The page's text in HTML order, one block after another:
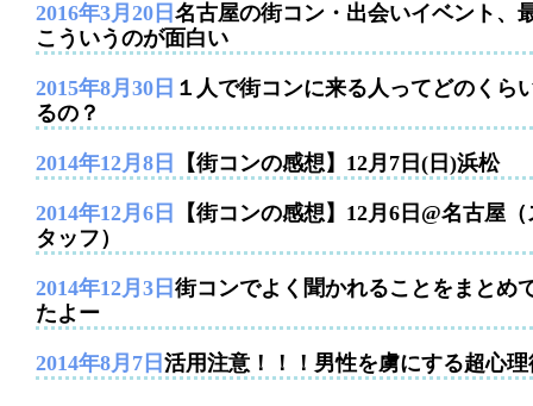
2016年3月20日 名古屋の街コン・出会いイベント、
こういうのが面白い
2015年8月30日 １人で街コンに来る人ってどのくら
るの？
2014年12月8日 【街コンの感想】12月7日(日)浜松
2014年12月6日
【街コンの感想】12月6日@名古屋（
タッフ）
2014年12月3日 街コンでよく聞かれることをまとめ
たよー
2014年8月7日 活用注意！！！男性を虜にする超心理